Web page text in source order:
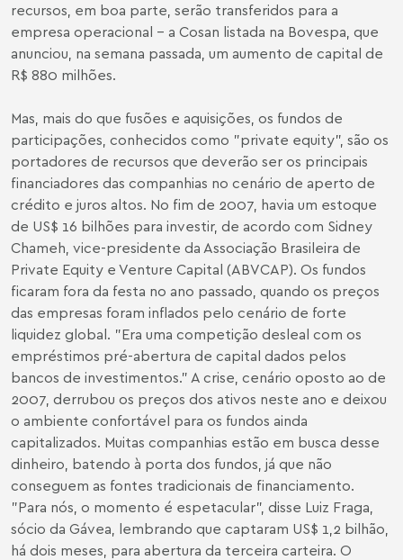
recursos, em boa parte, serão transferidos para a
empresa operacional - a Cosan listada na Bovespa, que
anunciou, na semana passada, um aumento de capital de
R$ 880 milhões.
Mas, mais do que fusões e aquisições, os fundos de
participações, conhecidos como "private equity", são os
portadores de recursos que deverão ser os principais
financiadores das companhias no cenário de aperto de
crédito e juros altos. No fim de 2007, havia um estoque
de US$ 16 bilhões para investir, de acordo com Sidney
Chameh, vice-presidente da Associação Brasileira de
Private Equity e Venture Capital (ABVCAP). Os fundos
ficaram fora da festa no ano passado, quando os preços
das empresas foram inflados pelo cenário de forte
liquidez global. "Era uma competição desleal com os
empréstimos pré-abertura de capital dados pelos
bancos de investimentos." A crise, cenário oposto ao de
2007, derrubou os preços dos ativos neste ano e deixou
o ambiente confortável para os fundos ainda
capitalizados. Muitas companhias estão em busca desse
dinheiro, batendo à porta dos fundos, já que não
conseguem as fontes tradicionais de financiamento.
"Para nós, o momento é espetacular", disse Luiz Fraga,
sócio da Gávea, lembrando que captaram US$ 1,2 bilhão,
há dois meses, para abertura da terceira carteira. O